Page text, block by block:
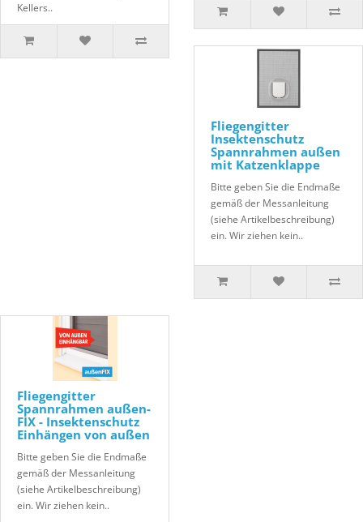
Kellers..
Fliegengitter
Insektenschutz
Spannrahmen außen
mit Katzenklappe
Bitte geben Sie die Endmaße
gemäß der Messanleitung
(siehe Artikelbeschreibung)
ein. Wir ziehen kein..
Fliegengitter
Spannrahmen außen-
FIX - Insektenschutz
Einhängen von außen
Bitte geben Sie die Endmaße
gemäß der Messanleitung
(siehe Artikelbeschreibung)
ein. Wir ziehen kein..